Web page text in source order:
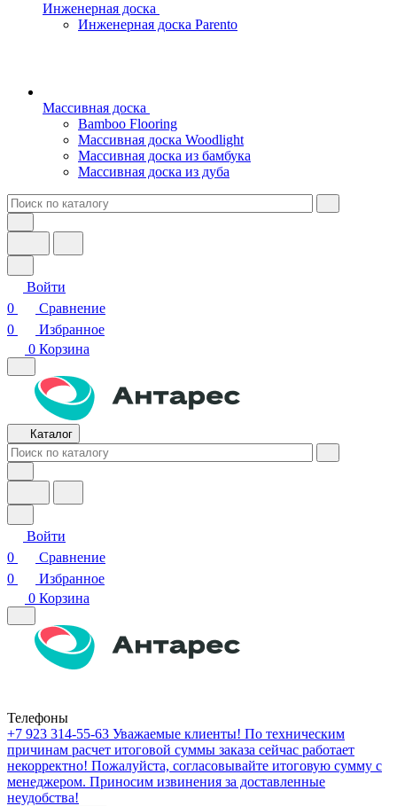
Инженерная доска
Инженерная доска Parento
Массивная доска
Bamboo Flooring
Массивная доска Woodlight
Массивная доска из бамбука
Массивная доска из дуба
Войти
0
Сравнение
0
Избранное
0 Корзина
Каталог
Войти
0
Сравнение
0
Избранное
0 Корзина
Телефоны
+7 923 314-55-63 Уважаемые клиенты! По техническим
причинам расчет итоговой суммы заказа сейчас работает
некорректно! Пожалуйста, согласовывайте итоговую сумму с
менеджером. Приносим извинения за доставленные
неудобства!